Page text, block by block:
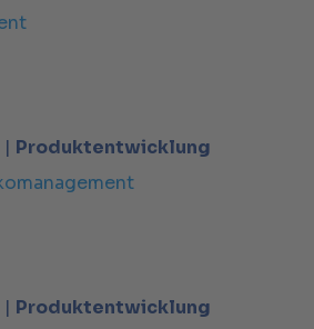
Produktentwicklung
Produktentwicklung